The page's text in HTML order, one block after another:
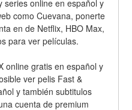
series online en español y
como Cuevana, ponerte
en de Netflix, HBO Max,
para ver películas.
online gratis en español y
ver pelis Fast &
y también subtitulos
cuenta de premium